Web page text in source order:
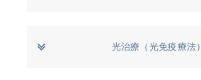
光治療（光免疫療法）